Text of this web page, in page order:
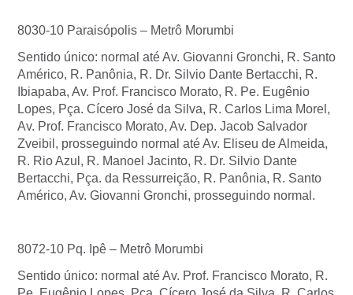
8030-10 Paraisópolis – Metrô Morumbi
Sentido único: normal até Av. Giovanni Gronchi, R. Santo
Américo, R. Panônia, R. Dr. Silvio Dante Bertacchi, R.
Ibiapaba, Av. Prof. Francisco Morato, R. Pe. Eugênio
Lopes, Pça. Cícero José da Silva, R. Carlos Lima Morel,
Av. Prof. Francisco Morato, Av. Dep. Jacob Salvador
Zveibil, prosseguindo normal até Av. Eliseu de Almeida,
R. Rio Azul, R. Manoel Jacinto, R. Dr. Silvio Dante
Bertacchi, Pça. da Ressurreição, R. Panônia, R. Santo
Américo, Av. Giovanni Gronchi, prosseguindo normal.
8072-10 Pq. Ipê – Metrô Morumbi
Sentido único: normal até Av. Prof. Francisco Morato, R.